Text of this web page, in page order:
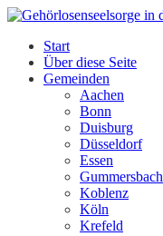
Zum
springenStart
Über diese Seite
Gemeinden
Aachen
Bonn
Duisburg
Düsseldorf
Essen
Gummersbach
Koblenz
Köln
Krefeld